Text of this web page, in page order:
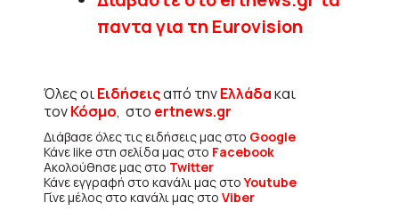
παντα για τη Eurovision
Όλες οιΕιδήσειςαπό τηνΕλλάδακαι
τονΚόσμο, στο ertnews.gr
Διάβασε όλες τις ειδήσεις μας στο Google
Κάνε like στη σελίδα μας στο Facebook
Ακολούθησε μας στο Twitter
Κάνε εγγραφή στο κανάλι μας στοYoutube
Γίνε μέλος στο κανάλι μας στο Viber